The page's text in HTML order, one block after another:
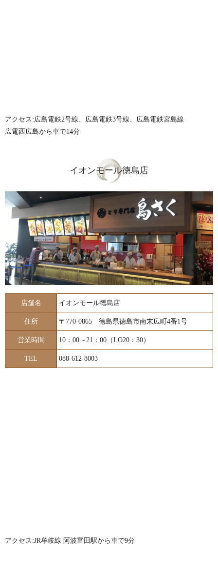
アクセス:広島電鉄2号線、広島電鉄3号線、広島電鉄宮島線
広電西広島から車で14分
イオンモール徳島店
店舗名 イオンモール徳島店
住所 〒770-0865 徳島県徳島市南末広町4番1号
営業時間 10：00～21：00（LO20：30）
TEL 088-612-8003
アクセス:JR牟岐線 阿波富田駅から車で9分